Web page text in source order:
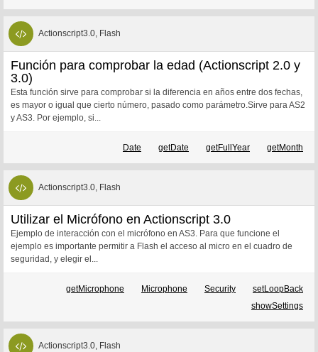
Actionscript3.0, Flash
Función para comprobar la edad (Actionscript 2.0 y
3.0)
Esta función sirve para comprobar si la diferencia en años entre dos fechas,
es mayor o igual que cierto número, pasado como parámetro.Sirve para AS2
y AS3. Por ejemplo, si...
Date getDate getFullYear getMonth
Actionscript3.0, Flash
Utilizar el Micrófono en Actionscript 3.0
Ejemplo de interacción con el micrófono en AS3. Para que funcione el
ejemplo es importante permitir a Flash el acceso al micro en el cuadro de
seguridad, y elegir el...
getMicrophone Microphone Security
setLoopBack
showSettings
Actionscript3.0, Flash